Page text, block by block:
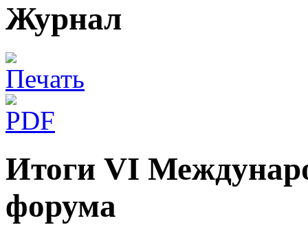
Журнал
Итоги VI
форума